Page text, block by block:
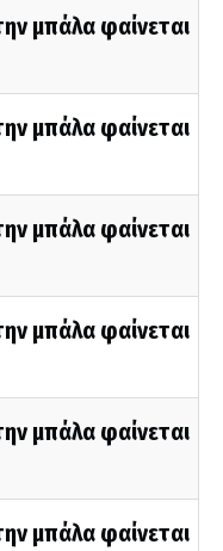
μπάλα φαίνεται
μπάλα φαίνεται
μπάλα φαίνεται
μπάλα φαίνεται
μπάλα φαίνεται
μπάλα φαίνεται